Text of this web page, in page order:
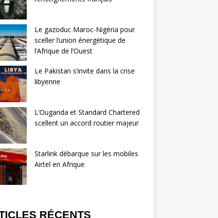
Le gazoduc Maroc-Nigéria pour
sceller l’union énergétique de
l’Afrique de l’Ouest
Le Pakistan s’invite dans la crise
libyenne
L’Ouganda et Standard Chartered
scellent un accord routier majeur
Starlink débarque sur les mobiles
Airtel en Afrique
RÉCENTS